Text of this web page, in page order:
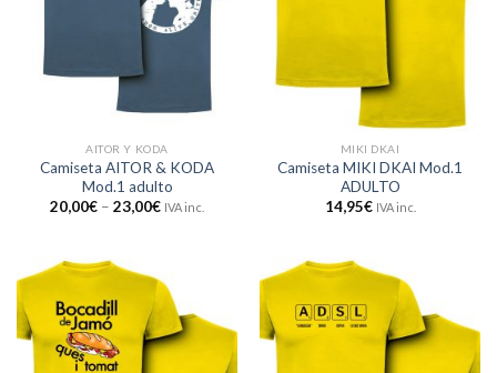
AITOR Y KODA
Camiseta AITOR & KODA
Mod.1 adulto
20,00€ – 23,00€ IVA inc.
MIKI DKAI
Camiseta MIKI DKAI Mod.1
ADULTO
14,95€ IVA inc.